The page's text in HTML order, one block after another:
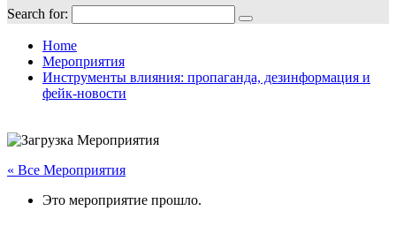
Search for:
Home
Мероприятия
Инструменты влияния: пропаганда, дезинформация и
фейк-новости
« Все Мероприятия
Это мероприятие прошло.